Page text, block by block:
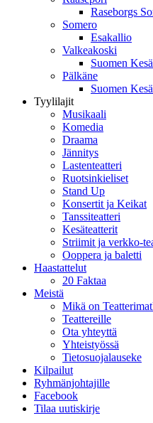
Raseborgs
Somero
Esakallio
Valkeakoski
Suomen
Pälkäne
Suomen
Tyylilajit
Musikaali
Komedia
Draama
Jännitys
Lastenteatteri
Ruotsinkieliset
Stand Up
Konsertit ja Keikat
Tanssiteatteri
Kesäteatterit
Striimit ja verkko-
Ooppera ja baletti
Haastattelut
20 Faktaa
Meistä
Mikä on
Teattereille
Ota yhteyttä
Yhteistyössä
Tietosuojalauseke
Kilpailut
Ryhmänjohtajille
Facebook
Tilaa uutiskirje